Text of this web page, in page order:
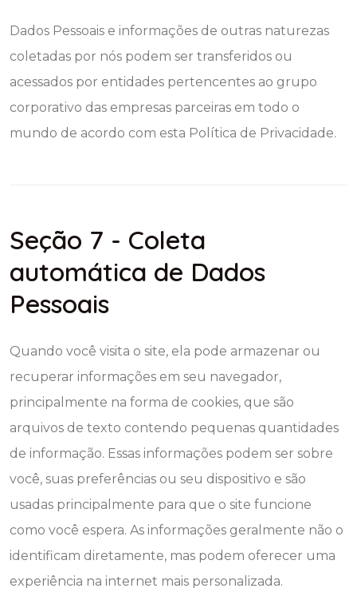
Dados Pessoais e informações de outras naturezas
coletadas por nós podem ser transferidos ou
acessados por entidades pertencentes ao grupo
corporativo das empresas parceiras em todo o
mundo de acordo com esta Política de Privacidade.
Seção 7 - Coleta
automática de Dados
Pessoais
Quando você visita o site, ela pode armazenar ou
recuperar informações em seu navegador,
principalmente na forma de cookies, que são
arquivos de texto contendo pequenas quantidades
de informação. Essas informações podem ser sobre
você, suas preferências ou seu dispositivo e são
usadas principalmente para que o site funcione
como você espera. As informações geralmente não o
identificam diretamente, mas podem oferecer uma
experiência na internet mais personalizada.